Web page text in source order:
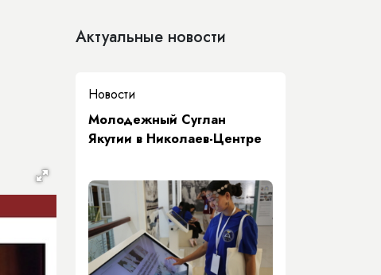
Актуальные новости
Новости
Молодежный Суглан
Якутии в Николаев-Центре